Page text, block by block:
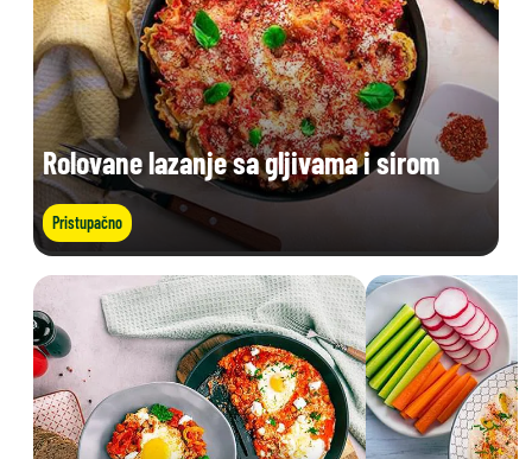
Rolovane lazanje sa gljivama i sirom
Pristupačno